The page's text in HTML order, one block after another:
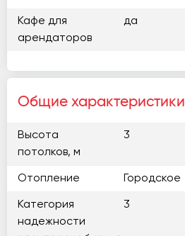
Кафе для
арендаторов
да
Общие характеристики
Высота
потолков, м
3
Отопление Городское
Категория
надежности
3